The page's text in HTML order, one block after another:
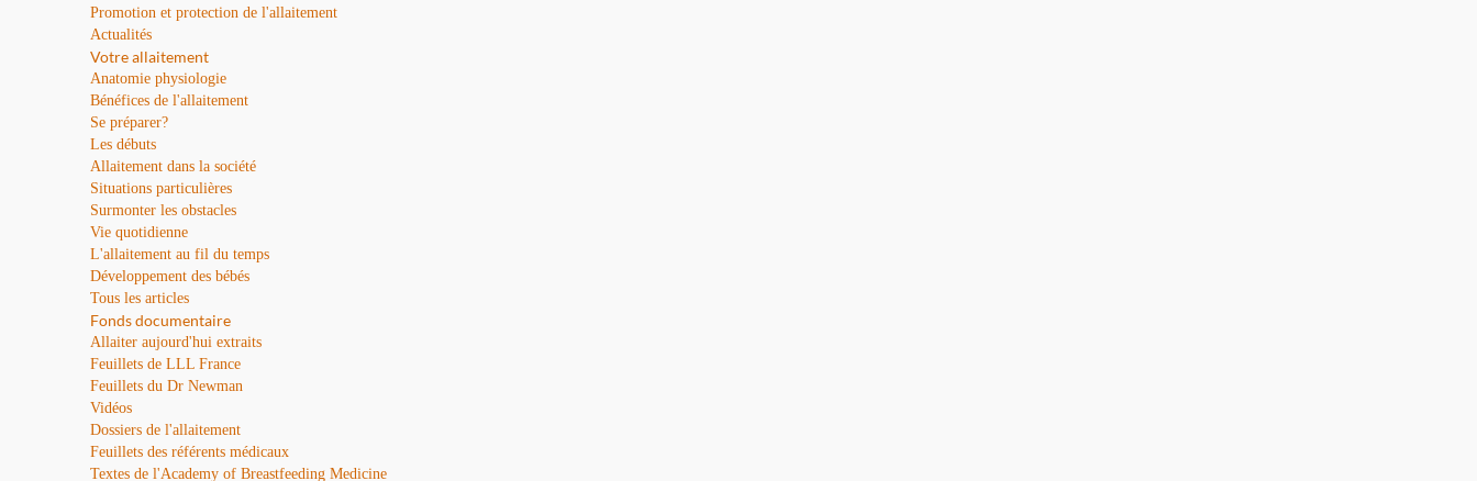
Promotion et protection de l'allaitement
Actualités
Votre allaitement
Anatomie physiologie
Bénéfices de l'allaitement
Se préparer?
Les débuts
Allaitement dans la société
Situations particulières
Surmonter les obstacles
Vie quotidienne
L'allaitement au fil du temps
Développement des bébés
Tous les articles
Fonds documentaire
Allaiter aujourd'hui extraits
Feuillets de LLL France
Feuillets du Dr Newman
Vidéos
Dossiers de l'allaitement
Feuillets des référents médicaux
Textes de l'Academy of Breastfeeding Medicine